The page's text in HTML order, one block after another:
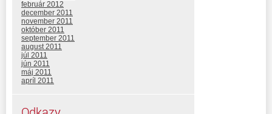
február 2012
december 2011
november 2011
október 2011
september 2011
august 2011
júl 2011
jún 2011
máj 2011
apríl 2011